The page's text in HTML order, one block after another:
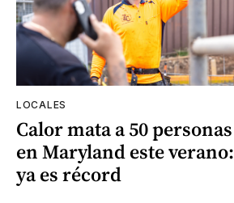
LOCALES
Calor mata a 50 personas
en Maryland este verano:
ya es récord